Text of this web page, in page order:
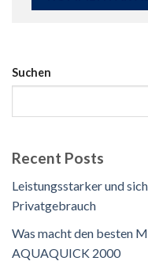
Suchen
Recent Posts
Leistungsstarker und
Privatgebrauch
Was macht den besten
AQUAQUICK 2000